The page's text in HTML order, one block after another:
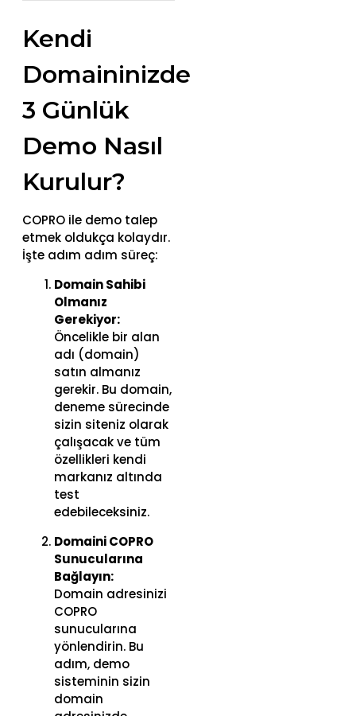
Kendi
Domaininizde
3 Günlük
Demo Nasıl
Kurulur?
COPRO ile demo talep
etmek oldukça kolaydır.
İşte adım adım süreç:
Domain Sahibi
Olmanız
Gerekiyor:
Öncelikle bir alan
adı (domain)
satın almanız
gerekir. Bu domain,
deneme sürecinde
sizin siteniz olarak
çalışacak ve tüm
özellikleri kendi
markanız altında
test
edebileceksiniz.
Domaini COPRO
Sunucularına
Bağlayın:
Domain adresinizi
COPRO
sunucularına
yönlendirin. Bu
adım, demo
sisteminin sizin
domain